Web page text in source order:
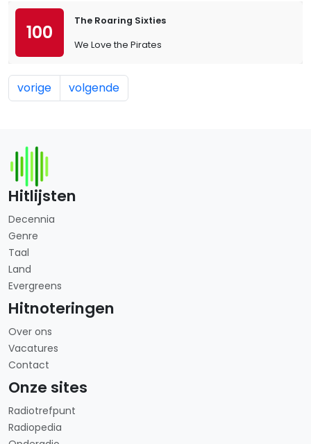
100
The Roaring Sixties
We Love the Pirates
vorige volgende
Hitlijsten
Decennia
Genre
Taal
Land
Evergreens
Hitnoteringen
Over ons
Vacatures
Contact
Onze sites
Radiotrefpunt
Radiopedia